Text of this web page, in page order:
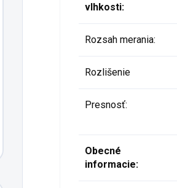
vlhkosti:
Rozsah merania:
Rozlišenie
Presnosť:
Obecné
informacie: